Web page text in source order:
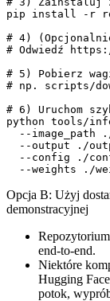
pip install -r
# 4)
# Odwiedź
# 5) Pobierz
# np. scripts/
# 6) Uruchom
python tools/
--image_path
--output ./
--config ./
Opcja B: Użyj
demonstracyjnej
end-to-end.
Niektóre
Hugging
potok,